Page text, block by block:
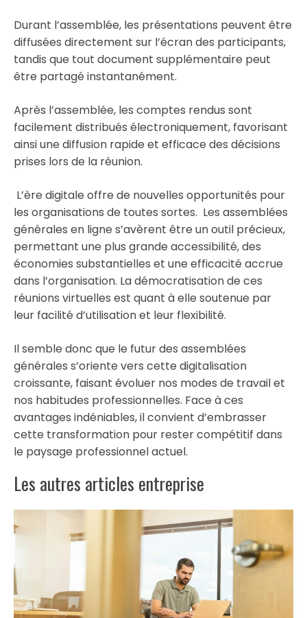
Durant l’assemblée, les présentations peuvent être
diffusées directement sur l’écran des participants,
tandis que tout document supplémentaire peut
être partagé instantanément.
Après l’assemblée, les comptes rendus sont
facilement distribués électroniquement, favorisant
ainsi une diffusion rapide et efficace des décisions
prises lors de la réunion.
L’ère digitale offre de nouvelles opportunités pour
les organisations de toutes sortes. Les assemblées
générales en ligne s’avèrent être un outil précieux,
permettant une plus grande accessibilité, des
économies substantielles et une efficacité accrue
dans l’organisation. La démocratisation de ces
réunions virtuelles est quant à elle soutenue par
leur facilité d’utilisation et leur flexibilité.
Il semble donc que le futur des assemblées
générales s’oriente vers cette digitalisation
croissante, faisant évoluer nos modes de travail et
nos habitudes professionnelles. Face à ces
avantages indéniables, il convient d’embrasser
cette transformation pour rester compétitif dans
le paysage professionnel actuel.
Les autres articles entreprise